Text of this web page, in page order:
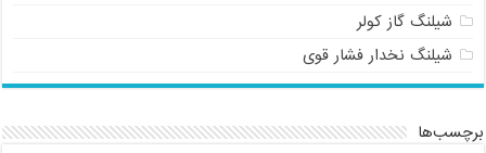
شیلنگ گاز کولر
شیلنگ نخدار فشار قوی
برچسب‌ها